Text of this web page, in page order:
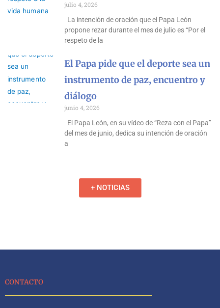
julio 4, 2026
La intención de oración que el Papa León
propone rezar durante el mes de julio es “Por el
respeto de la
El Papa pide que el deporte sea un
instrumento de paz, encuentro y
diálogo
junio 4, 2026
El Papa León, en su vídeo de “Reza con el Papa”
del mes de junio, dedica su intención de oración
a
+ NOTICIAS
CONTACTO